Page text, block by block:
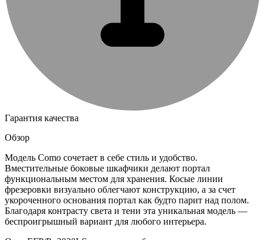
Гарантия качества
Обзор
Модель Como сочетает в себе стиль и удобство.
Вместительные боковые шкафчики делают портал
функциональным местом для хранения. Косые линии
фрезеровки визуально облегчают конструкцию, а за счет
укороченного основания портал как будто парит над полом.
Благодаря контрасту света и тени эта уникальная модель —
беспроигрышный вариант для любого интерьера.